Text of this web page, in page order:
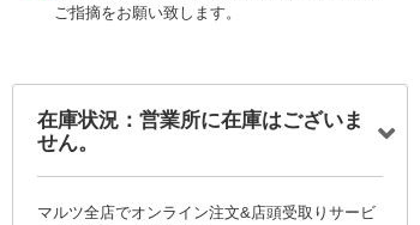
ご指摘をお願い致します。
在庫状況：営業所に在庫はございま
せん。
マルツ全店でオンライン注文&店頭受取りサービ